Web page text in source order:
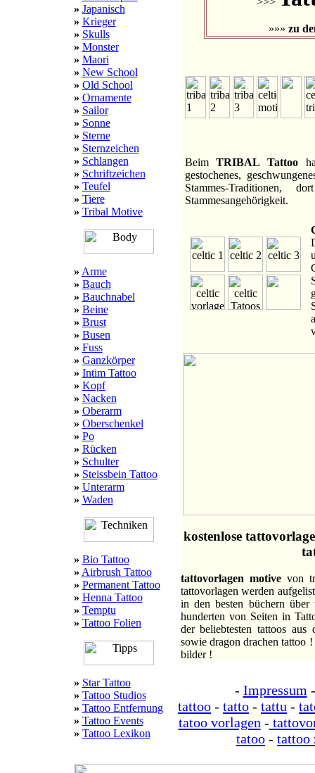
» Japanisch
» Krieger
» Skulls
» Monster
» Maori
» New School
» Old School
» Ornamente
» Sailor
» Sonne
» Sterne
» Sternzeichen
» Schlangen
» Schriftzeichen
» Teufel
» Tiere
» Tribal Motive
» Arme
» Bauch
» Bauchnabel
» Beine
» Brust
» Busen
» Fuss
» Ganzkörper
» Intim Tattoo
» Kopf
» Nacken
» Oberarm
» Oberschenkel
» Po
» Rücken
» Schulter
» Steissbein Tattoo
» Unterarm
» Waden
» Bio Tattoo
» Airbrush Tattoo
» Permanent Tattoo
» Henna Tattoo
» Temptu
» Tattoo Folien
» Star Tattoo
» Tattoo Studios
» Tattoo Entfernung
» Tattoo Events
» Tattoo Lexikon
»»» zu
BeimTRIBAL Tattoo
gestochenes,
Stammes-
Stammesangehörigkeit.
kostenlose
tattovorlagen motivevon
tattovorlagen werden
in den besten büchern
hunderten von Seiten in
der beliebtesten tattoos
sowie dragon drachen tattoo
bilder !
- Impressum
tattoo - tatto - tattu -
tatoo vorlagen -
tatoo - tattoo